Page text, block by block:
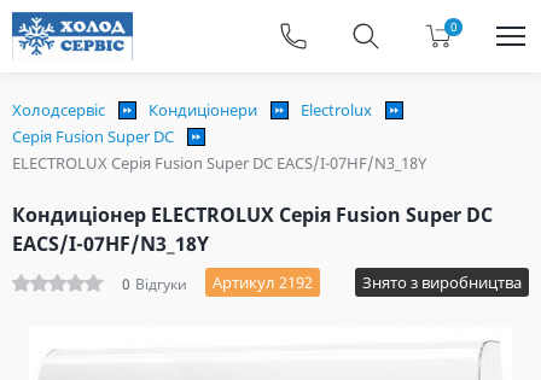
0
Холодсервіс Кондиціонери
Electrolux
Серія Fusion Super DC
ELECTROLUX Серія Fusion Super DC EACS/I-07HF/N3_18Y
Кондиціонер ELECTROLUX Серія Fusion Super DC
EACS/I-07HF/N3_18Y
0 Відгуки Артикул 2192 Знято з виробництва